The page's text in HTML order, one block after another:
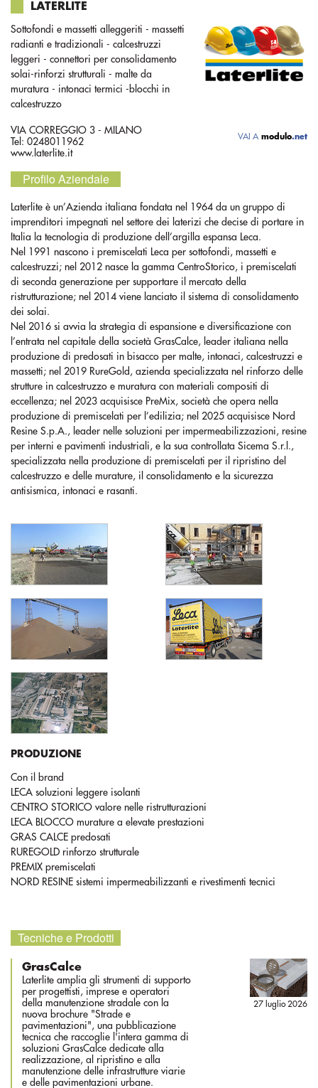
LATERLITE
VAI A modulo.net
Sottofondi e massetti alleggeriti - massetti
radianti e tradizionali - calcestruzzi
leggeri - connettori per consolidamento
solai-rinforzi strutturali - malte da
muratura - intonaci termici -blocchi in
calcestruzzo
VIA CORREGGIO 3 - MILANO
Tel: 0248011962
www.laterlite.it
Profilo Aziendale
Laterlite è un’Azienda italiana fondata nel 1964 da un gruppo di
imprenditori impegnati nel settore dei laterizi che decise di portare in
Italia la tecnologia di produzione dell’argilla espansa Leca.
Nel 1991 nascono i premiscelati Leca per sottofondi, massetti e
calcestruzzi; nel 2012 nasce la gamma CentroStorico, i premiscelati
di seconda generazione per supportare il mercato della
ristrutturazione; nel 2014 viene lanciato il sistema di consolidamento
dei solai.
Nel 2016 si avvia la strategia di espansione e diversificazione con
l’entrata nel capitale della società GrasCalce, leader italiana nella
produzione di predosati in bisacco per malte, intonaci, calcestruzzi e
massetti; nel 2019 RureGold, azienda specializzata nel rinforzo delle
strutture in calcestruzzo e muratura con materiali compositi di
eccellenza; nel 2023 acquisisce PreMix, società che opera nella
produzione di premiscelati per l’edilizia; nel 2025 acquisisce Nord
Resine S.p.A., leader nelle soluzioni per impermeabilizzazioni, resine
per interni e pavimenti industriali, e la sua controllata Sicema S.r.l.,
specializzata nella produzione di premiscelati per il ripristino del
calcestruzzo e delle murature, il consolidamento e la sicurezza
antisismica, intonaci e rasanti.
PRODUZIONE
Con il brand
LECA soluzioni leggere isolanti
CENTRO STORICO valore nelle ristrutturazioni
LECA BLOCCO murature a elevate prestazioni
GRAS CALCE predosati
RUREGOLD rinforzo strutturale
PREMIX premiscelati
NORD RESINE sistemi impermeabilizzanti e rivestimenti tecnici
Tecniche e Prodotti
GrasCalce
Laterlite amplia gli strumenti di supporto
per progettisti, imprese e operatori
della manutenzione stradale con la
nuova brochure "Strade e
pavimentazioni", una pubblicazione
tecnica che raccoglie l'intera gamma di
soluzioni GrasCalce dedicate alla
realizzazione, al ripristino e alla
manutenzione delle infrastrutture viarie
e delle pavimentazioni urbane.
27 luglio 2026